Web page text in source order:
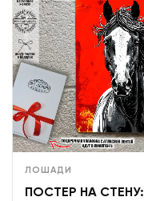
ЛОШАДИ
ПОСТЕР НА СТЕНУ: